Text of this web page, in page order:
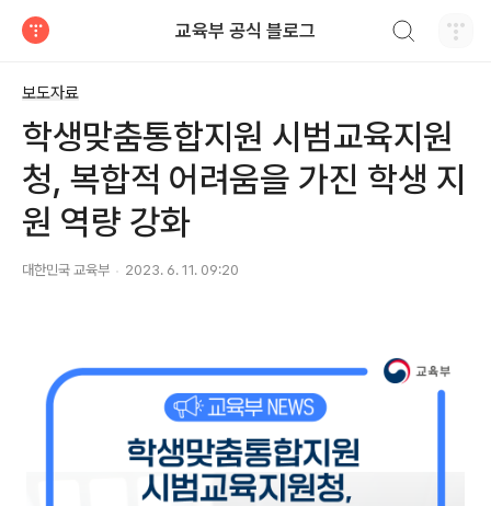
교육부 공식 블로그
보도자료
학생맞춤통합지원 시범교육지원
청, 복합적 어려움을 가진 학생 지
원 역량 강화
대한민국 교육부 2023. 6. 11. 09:20